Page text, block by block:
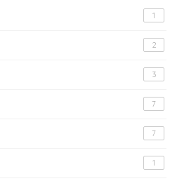
1
2
3
7
7
1